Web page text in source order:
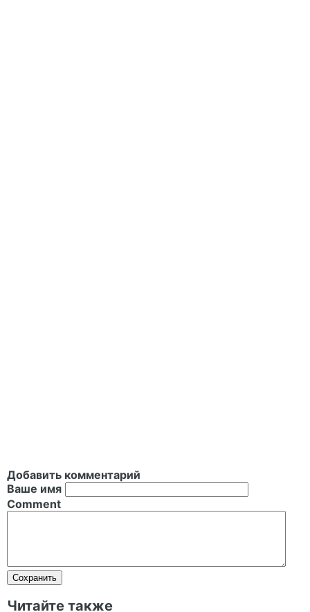
Добавить комментарий
Ваше имя
Comment
Читайте также